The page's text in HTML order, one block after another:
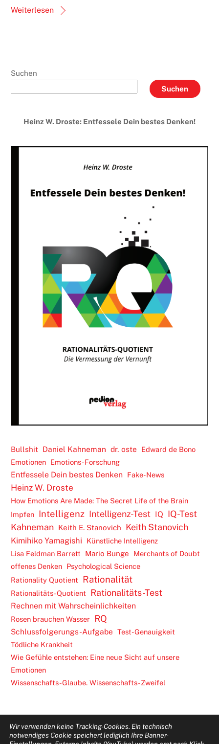
Weiterlesen
Suchen
Suchen
Heinz W. Droste: Entfessele Dein bestes Denken!
Bullshit Daniel Kahneman dr. oste
Edward de Bono
Emotionen Emotions-Forschung
Entfessele Dein bestes Denken Fake-News
Heinz W. Droste
How Emotions Are Made: The Secret Life of the Brain
Impfen Intelligenz Intelligenz-Test IQ IQ-Test
Kahneman Keith E. Stanovich Keith Stanovich
Kimihiko Yamagishi
Künstliche Intelligenz
Lisa Feldman Barrett
Mario Bunge
Merchants of Doubt
offenes Denken Psychological Science
Rationality Quotient
Rationalität
Rationalitäts-Quotient Rationalitäts-Test
Rechnen mit Wahrscheinlichkeiten
Rosen brauchen Wasser RQ
Schlussfolgerungs-Aufgabe
Test-Genauigkeit
Tödliche Krankheit
Wie Gefühle entstehen: Eine neue Sicht auf unsere
Emotionen
Wissenschafts-Glaube. Wissenschafts-Zweifel
Wir verwenden keine Tracking-Cookies. Ein technisch
notwendiges Cookie speichert lediglich Ihre Banner-